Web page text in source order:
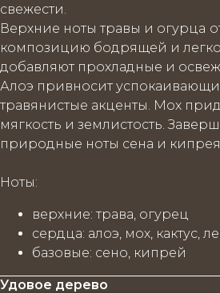
свежести.
Верхние ноты травы и огурца
композицию бодрящей и
добавляют прохладные и
Алоэ привносит
травянистые акценты. Мох
мягкость и землистость.
природные ноты сена и кипрея.
Ноты:
верхние: трава, огурец
сердца: алоэ, мох, кактус,
базовые: сено, кипрей
Удовое дерево